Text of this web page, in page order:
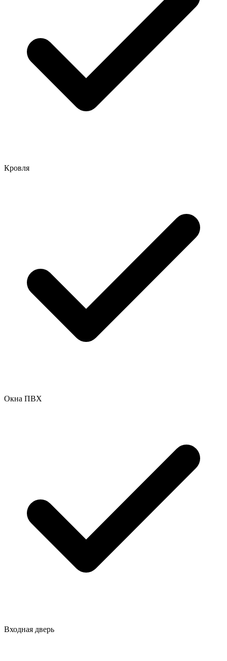
Кровля
Окна ПВХ
Входная дверь